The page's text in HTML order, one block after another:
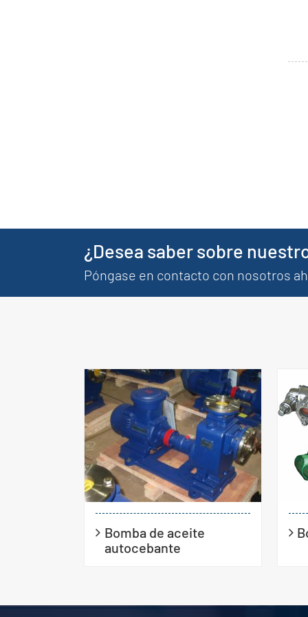
¿Desea saber sobre
Póngase en contacto con nosotros
Bomba de aceite
autocebante